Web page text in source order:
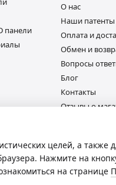
панели
О нас
Наши патенты
Оплата и
Обмен и
Вопросы
Блог
Контакты
Отзывы о
целей, а также
Нажмите на
на странице